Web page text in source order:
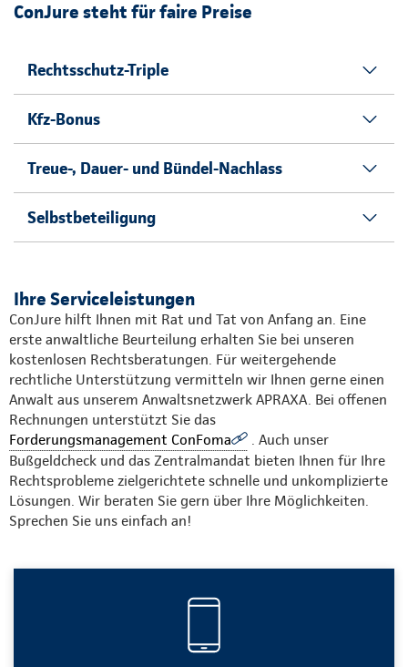
ConJure steht für faire Preise
Rechtsschutz-Triple
Kfz-Bonus
Treue-, Dauer- und Bündel-Nachlass
Selbstbeteiligung
Ihre Serviceleistungen
ConJure hilft Ihnen mit Rat und Tat von Anfang an. Eine
erste anwaltliche Beurteilung erhalten Sie bei unseren
kostenlosen Rechtsberatungen. Für weitergehende
rechtliche Unterstützung vermitteln wir Ihnen gerne einen
Anwalt aus unserem Anwaltsnetzwerk APRAXA. Bei offenen
Rechnungen unterstützt Sie das
Forderungsmanagement ConFoma
. Auch unser
Bußgeldcheck und das Zentralmandat bieten Ihnen für Ihre
Rechtsprobleme zielgerichtete schnelle und unkomplizierte
Lösungen. Wir beraten Sie gern über Ihre Möglichkeiten.
Sprechen Sie uns einfach an!